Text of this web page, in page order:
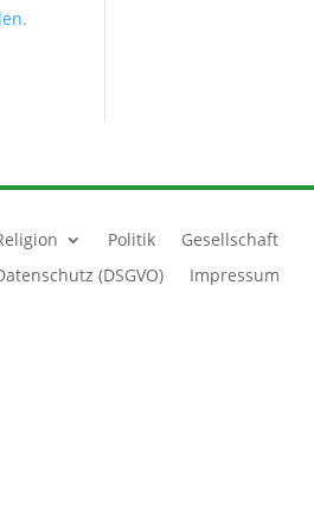
Politik
Gesellschaft
(DSGVO)
Impressum